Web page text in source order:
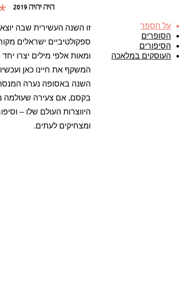
היה יהיה 2019
זו השנה העשירית שבה
ספקולטיביים ישראלים
ומאות אלפי מילים יצרו
המשקף את חיינו כאן
השנה באסופה נערה המנסה
בקסם, אם צעירה שעולמה
היווצרות העולם שלו –
ומצחיקים לעתים.
על הספר
הסופרים
הסיפורים
העוסקים במלאכה